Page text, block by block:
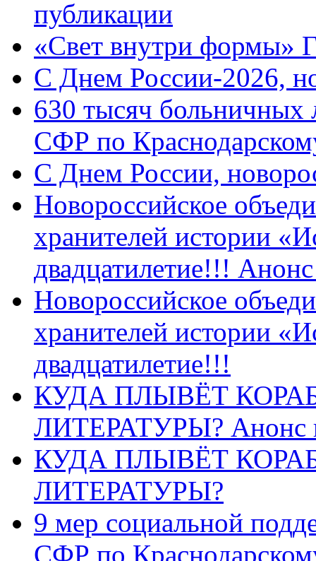
публикации
«Свет внутри формы»
C Днем России-2026,
630 тысяч больничных
СФР по
C Днем России,
Новороссийское
хранителей истории
двадцатилетие!!!
Новороссийское
хранителей истории
двадцатилетие!!!
КУДА ПЛЫВЁТ
ЛИТЕРАТУРЫ? Анонс
КУДА ПЛЫВЁТ
ЛИТЕРАТУРЫ?
9 мер социальной
СФР по